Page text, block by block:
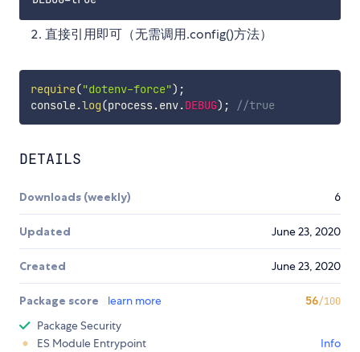
直接引用即可（无需调用.config()方法）
require("dotenv-force") ;
console.log(process.env.DEBUG) ; //true
DETAILS
Downloads (weekly) 6
Updated June 23, 2020
Created June 23, 2020
Package score learn more 56/100
Package Security
ES Module Entrypoint
Info